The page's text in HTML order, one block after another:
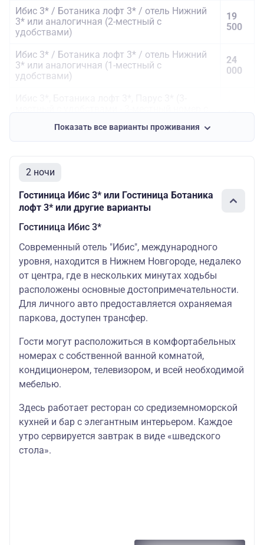
Ибис 3* / Ботаника лофт 3* / отель Нижний
3* или аналогичная (2-местный с
удобствами)
19
500
Ибис 3* / Ботаника лофт 3* / отель Нижний
3* или аналогичная (1-местный с
удобствами)
24
000
повышенной категории с отдельным
Азимут 4* или аналогичная (2-местный с
Маринс Парк отель 4* / Кортьярд 4* /
удобствами)
Маринс Парк отель 4*, Азимут 4*, Кортьярд
4* (3-местный с удобствами - номер
повышенной категории с отдельным
спальным местом по запросу)
22
Показать все варианты проживания
2 ночи
Гостиница Ибис 3* или Гостиница Ботаника
лофт 3* или другие варианты
Гостиница Ибис 3*
Современный отель "Ибис", международного
уровня, находится в Нижнем Новгороде, недалеко
от центра, где в нескольких минутах ходьбы
расположены основные достопримечательности.
Для личного авто предоставляется охраняемая
паркова, доступен трансфер.
Гости могут расположиться в комфортабельных
номерах с собственной ванной комнатой,
кондиционером, телевизором, и всей необходимой
мебелью.
Здесь работает ресторан со средиземноморской
кухней и бар с элегантным интерьером. Каждое
утро сервируется завтрак в виде «шведского
стола».